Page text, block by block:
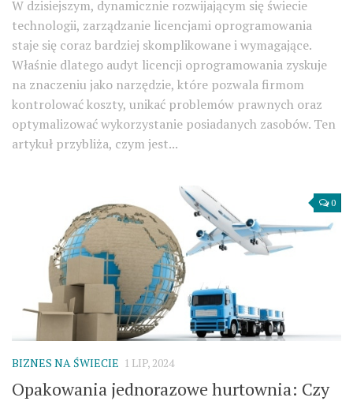
W dzisiejszym, dynamicznie rozwijającym się świecie
technologii, zarządzanie licencjami oprogramowania
staje się coraz bardziej skomplikowane i wymagające.
Właśnie dlatego audyt licencji oprogramowania zyskuje
na znaczeniu jako narzędzie, które pozwala firmom
kontrolować koszty, unikać problemów prawnych oraz
optymalizować wykorzystanie posiadanych zasobów. Ten
artykuł przybliża, czym jest...
0
BIZNES NA ŚWIECIE 1 LIP, 2024
Opakowania jednorazowe hurtownia: Czy